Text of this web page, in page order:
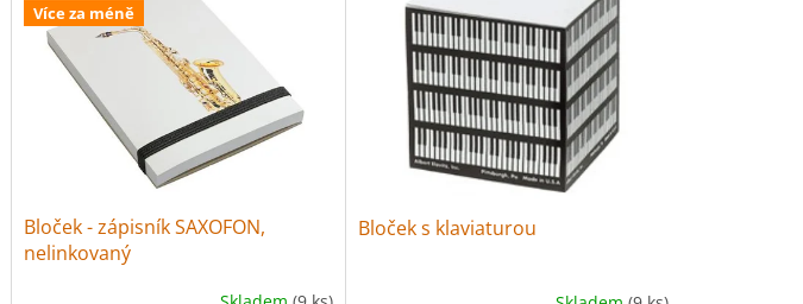
Více za méně
Bloček - zápisník SAXOFON,
nelinkovaný
Bloček s klaviaturou